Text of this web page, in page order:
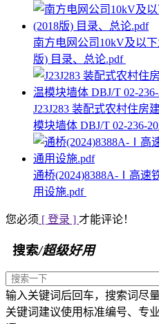
南方电网公司10kV及以
版) 目录、总论.pdf
J23J283 装配式农村住房
模块墙体 DBJ/T 02-236-
通桥(2024)8388A-Ⅰ高速
用设施.pdf
您必须 [ 登录 ] 才能评论！
搜索/超级好用
输入关键词后回车，搜索词尽
关键词建议使用标准编号、专